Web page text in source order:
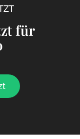
für